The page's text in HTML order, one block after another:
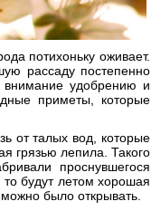
потихоньку оживает.
рассаду постепенно
внимание удобрению и
приметы, которые
от талых вод, которые
грязью лепила. Такого
проснувшегося
будут летом хорошая
было открывать.